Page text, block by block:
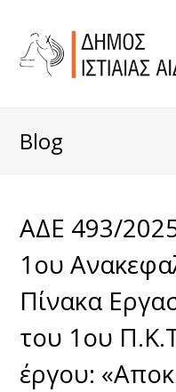
Blog
ΑΔΕ 493/
1ου
Πίνακα
του 1ου
έργου: